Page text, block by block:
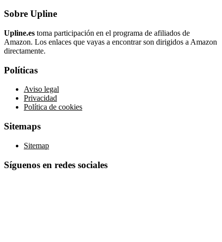
Sobre Upline
Upline.es toma participación en el programa de afiliados de
Amazon. Los enlaces que vayas a encontrar son dirigidos a Amazon
directamente.
Políticas
Aviso legal
Privacidad
Política de cookies
Sitemaps
Sitemap
Síguenos en redes sociales